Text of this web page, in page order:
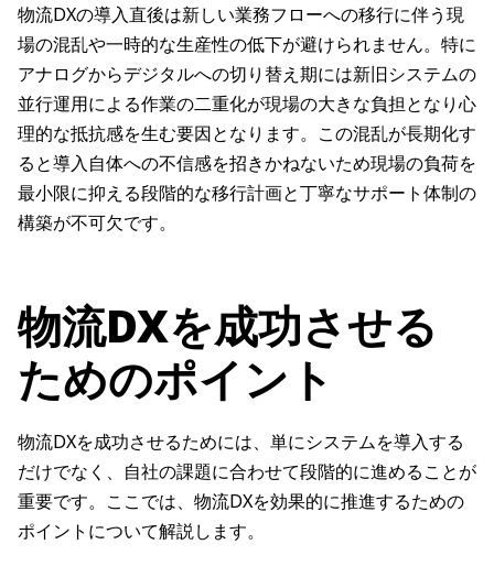
物流DXの導入直後は新しい業務フローへの移行に伴う現
場の混乱や一時的な生産性の低下が避けられません。特に
アナログからデジタルへの切り替え期には新旧システムの
並行運用による作業の二重化が現場の大きな負担となり心
理的な抵抗感を生む要因となります。この混乱が長期化す
ると導入自体への不信感を招きかねないため現場の負荷を
最小限に抑える段階的な移行計画と丁寧なサポート体制の
構築が不可欠です。
物流DXを成功させる
ためのポイント
物流DXを成功させるためには、単にシステムを導入する
だけでなく、自社の課題に合わせて段階的に進めることが
重要です。ここでは、物流DXを効果的に推進するための
ポイントについて解説します。